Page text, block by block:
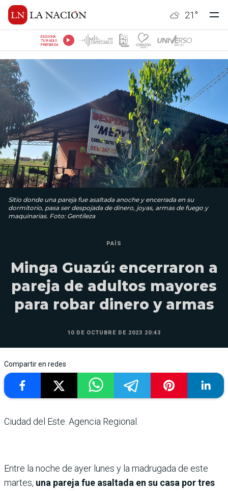
21 °
ESCUCHÁ
TU RADIO
PREFERIDA
Sitio donde una pareja fue asaltada anoche y encerrada en su
dormitorio, pasa ser despojada de dinero, joyas, armas de fuego y
maquinarias. Foto: Gentileza
PAÍS
Minga Guazú: encerraron a
pareja de adultos mayores
para robar dinero y armas
10 DE OCTUBRE DE 2023 20:43
Compartir en redes
Ciudad del Este. Agencia Regional.
Entre la noche de ayer lunes y la madrugada de este
martes, una pareja fue asaltada en su casa por tres